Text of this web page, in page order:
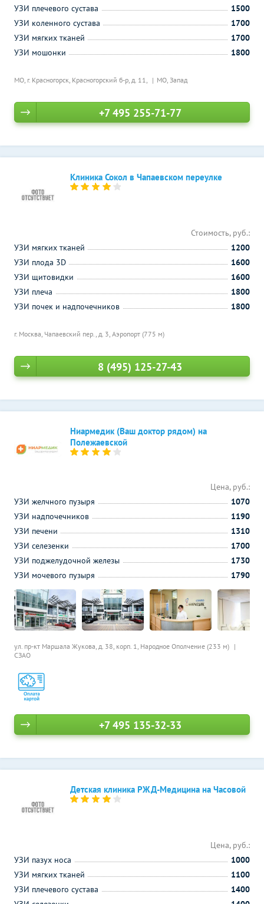
МО, г. Красногорск, Красногорский б-р, д. 11, МО, Запад
УЗИ плечевого сустава
1500
УЗИ коленного сустава
1700
УЗИ мягких тканей
1700
УЗИ мошонки
1800
+7 495 255-71-77
Клиника Сокол в Чапаевском переулке
г. Москва, Чапаевский пер., д. 3, Аэропорт (775 м)
Стоимость, руб.:
УЗИ мягких тканей
1200
УЗИ плода 3D
1600
УЗИ щитовидки
1600
УЗИ плеча
1800
УЗИ почек и надпочечников
1800
8 (495) 125-27-43
Ниармедик (Ваш доктор рядом) на
Полежаевской
ул. пр-кт Маршала Жукова, д. 38, корп. 1, Народное Ополчение (233 м)
СЗАО
Цена, руб.:
УЗИ желчного пузыря
1070
УЗИ надпочечников
1190
УЗИ печени
1310
УЗИ селезенки
1700
УЗИ поджелудочной железы
1730
УЗИ мочевого пузыря
1790
+7 495 135-32-33
Детская клиника РЖД-Медицина на Часовой
Цена, руб.:
УЗИ пазух носа
1000
УЗИ мягких тканей
1100
УЗИ плечевого сустава
1400